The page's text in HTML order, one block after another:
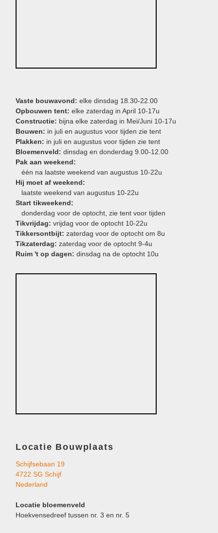
Vaste bouwavond: elke dinsdag 18.30-22.00
Opbouwen tent: elke zaterdag in April 10-17u
Constructie: bijna elke zaterdag in Mei/Juni 10-17u
Bouwen: in juli en augustus voor tijden zie tent
Plakken: in juli en augustus voor tijden zie tent
Bloemenveld: dinsdag en donderdag 9.00-12.00
Pak aan weekend:
één na laatste weekend van augustus 10-22u
Hij moet af weekend:
laatste weekend van augustus 10-22u
Start tikweekend:
donderdag voor de optocht, zie tent voor tijden
Tikvrijdag: vrijdag voor de optocht 10-22u
Tikkersontbijt: zaterdag voor de optocht om 8u
Tikzaterdag: zaterdag voor de optocht 9-4u
Ruim 't op dagen: dinsdag na de optocht 10u
Locatie Bouwplaats
Schijfsebaan 19
4722 SG Schijf
Nederland
Locatie bloemenveld
Hoekvensedreef tussen nr. 3 en nr. 5